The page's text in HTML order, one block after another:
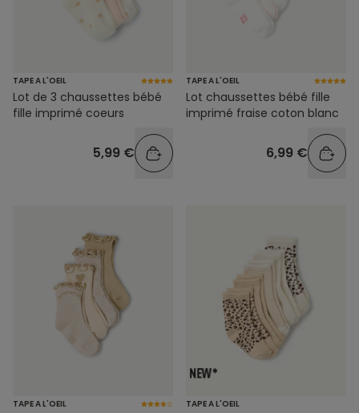
TAPE A L'OEIL
Lot de 3 chaussettes bébé
fille imprimé coeurs
5,99 €
TAPE A L'OEIL
Lot chaussettes bébé fille
imprimé fraise coton blanc
6,99 €
TAPE A L'OEIL TAPE A L'OEIL